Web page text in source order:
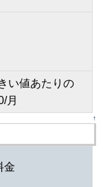
い値あたりの
月
↑
金